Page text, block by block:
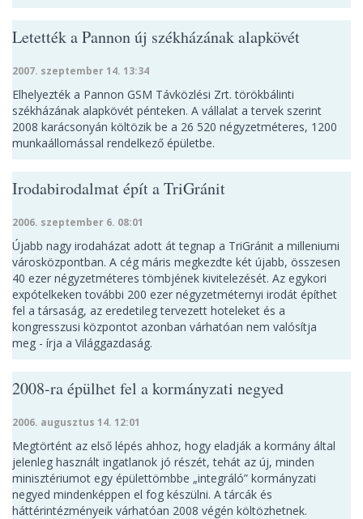
Letették a Pannon új székházának alapkövét
2007. szeptember 14. 13:34
Elhelyezték a Pannon GSM Távközlési Zrt. törökbálinti
székházának alapkövét pénteken. A vállalat a tervek szerint
2008 karácsonyán költözik be a 26 520 négyzetméteres, 1200
munkaállomással rendelkező épületbe.
Irodabirodalmat épít a TriGránit
2006. szeptember 6. 08:01
Újabb nagy irodaházat adott át tegnap a TriGránit a milleniumi
városközpontban. A cég máris megkezdte két újabb, összesen
40 ezer négyzetméteres tömbjének kivitelezését. Az egykori
expótelkeken további 200 ezer négyzetméternyi irodát építhet
fel a társaság, az eredetileg tervezett hoteleket és a
kongresszusi központot azonban várhatóan nem valósítja
meg - írja a Világgazdaság.
2008-ra épülhet fel a kormányzati negyed
2006. augusztus 14. 12:01
Megtörtént az első lépés ahhoz, hogy eladják a kormány által
jelenleg használt ingatlanok jó részét, tehát az új, minden
minisztériumot egy épülettömbbe „integráló” kormányzati
negyed mindenképpen el fog készülni. A tárcák és
háttérintézményeik várhatóan 2008 végén költözhetnek.